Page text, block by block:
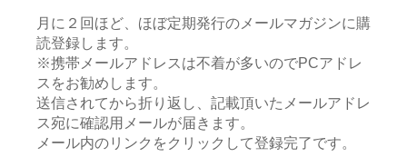
月に２回ほど、ほぼ定期発行のメールマガジンに購
読登録します。
※携帯メールアドレスは不着が多いのでPCアドレ
スをお勧めします。
送信されてから折り返し、記載頂いたメールアドレ
ス宛に確認用メールが届きます。
メール内のリンクをクリックして登録完了です。